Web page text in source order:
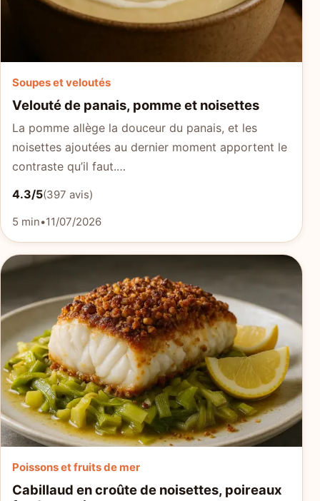
Soupes et veloutés
Velouté de panais, pomme et noisettes
La pomme allège la douceur du panais, et les
noisettes ajoutées au dernier moment apportent le
contraste qu’il faut.…
4.3/5(397 avis)
5 min•11/07/2026
Poissons et fruits de mer
Cabillaud en croûte de noisettes, poireaux